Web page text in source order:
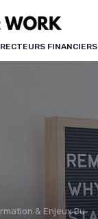
FINANCIERS
& Enjeux Business
cookies